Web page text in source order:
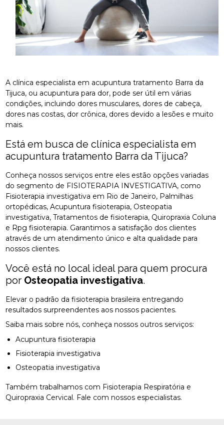
A clínica especialista em acupuntura tratamento Barra da
Tijuca, ou acupuntura para dor, pode ser útil em várias
condições, incluindo dores musculares, dores de cabeça,
dores nas costas, dor crônica, dores devido a lesões e muito
mais.
Está em busca de clínica especialista em
acupuntura tratamento Barra da Tijuca?
Conheça nossos serviços entre eles estão opções variadas
do segmento de FISIOTERAPIA INVESTIGATIVA, como
Fisioterapia investigativa em Rio de Janeiro, Palmilhas
ortopédicas, Acupuntura fisioterapia, Osteopatia
investigativa, Tratamentos de fisioterapia, Quiropraxia Coluna
e Rpg fisioterapia. Garantimos a satisfação dos clientes
através de um atendimento único e alta qualidade para
nossos clientes.
Você está no local ideal para quem procura
por Osteopatia investigativa.
Elevar o padrão da fisioterapia brasileira entregando
resultados surpreendentes aos nossos pacientes.
Saiba mais sobre nós, conheça nossos outros serviços:
Acupuntura fisioterapia
Fisioterapia investigativa
Osteopatia investigativa
Também trabalhamos com Fisioterapia Respiratória e
Quiropraxia Cervical. Fale com nossos especialistas.